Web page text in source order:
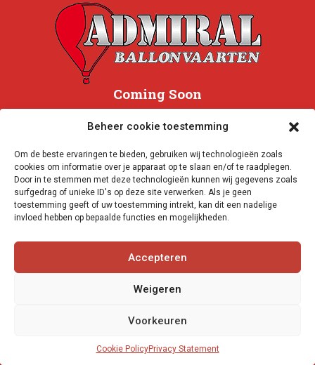
Beheer cookie toestemming
Om de beste ervaringen te bieden, gebruiken wij technologieën zoals
cookies om informatie over je apparaat op te slaan en/of te raadplegen.
Door in te stemmen met deze technologieën kunnen wij gegevens zoals
surfgedrag of unieke ID's op deze site verwerken. Als je geen
toestemming geeft of uw toestemming intrekt, kan dit een nadelige
invloed hebben op bepaalde functies en mogelijkheden.
Accepteren
Weigeren
Voorkeuren
Cookie PolicyPrivacy Statement
Coming Soon